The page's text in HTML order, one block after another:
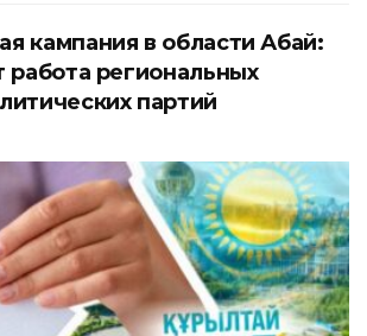
кампания в области Абай:
работа региональных
партий